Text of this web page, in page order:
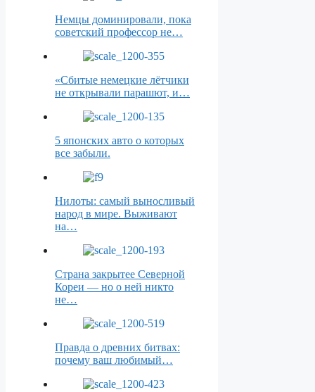
Немцы доминировали, пока
советский профессор не…
«Сбитые немецкие лётчики
не открывали парашют, и…
5 японских авто о которых
все забыли.
Нилоты: самый выносливый
народ в мире. Выживают
на…
Страна закрытее Северной
Кореи — но о ней никто
не…
Правда о древних битвах:
почему ваш любимый…